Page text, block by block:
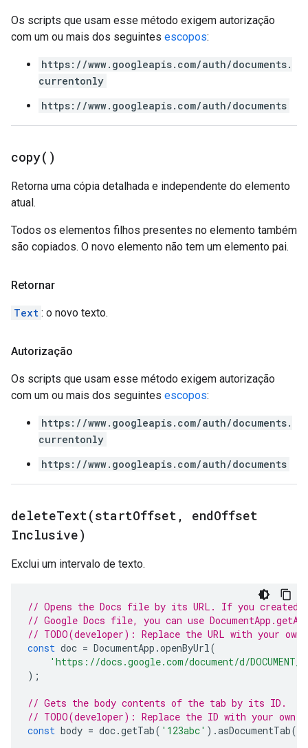
Os scripts que usam esse método exigem autorização
com um ou mais dos seguintes escopos:
https://www.googleapis.com/auth/documents.
currentonly
https://www.googleapis.com/auth/documents
copy( )
Retorna uma cópia detalhada e independente do elemento
atual.
Todos os elementos filhos presentes no elemento também
são copiados. O novo elemento não tem um elemento pai.
Retornar
Text : o novo texto.
Autorização
Os scripts que usam esse método exigem autorização
com um ou mais dos seguintes escopos:
https://www.googleapis.com/auth/documents.
currentonly
https://www.googleapis.com/auth/documents
deleteText(startOffset , endOffset
Inclusive)
Exclui um intervalo de texto.
// Opens the Docs file by its URL. If you created
// Google Docs file, you can use
// TODO(developer): Replace the URL with your own.
const doc = DocumentApp .openByUrl(
'https://docs.google.com/document/d/
);
// Gets the body contents of the tab by its ID.
// TODO(developer): Replace the ID with your own.
const body = doc.getTab( '123abc' ).asDocumentTab().